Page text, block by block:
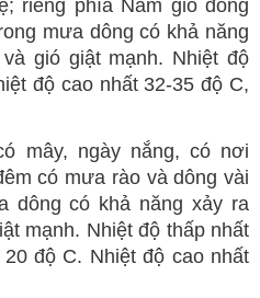
riêng phía Nam gió đông
mưa dông có khả năng
gió giật mạnh. Nhiệt độ
độ cao nhất 32-35 độ C,
mây, ngày nắng, có nơi
có mưa rào và dông vài
dông có khả năng xảy ra
mạnh. Nhiệt độ thấp nhất
độ C. Nhiệt độ cao nhất